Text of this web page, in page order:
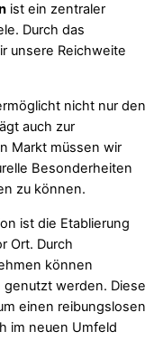
ist ein zentraler
Durch das
unsere Reichweite
nicht nur den
auch zur
Markt müssen wir
Besonderheiten
zu können.
ist die Etablierung
Ort. Durch
können
werden. Diese
einen reibungslosen
im neuen Umfeld